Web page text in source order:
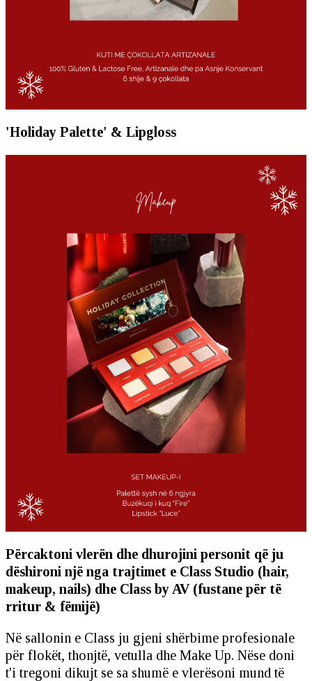
'Holiday Palette' & Lipgloss
Përcaktoni vlerën dhe dhurojini personit që ju
dëshironi një nga trajtimet e Class Studio (hair,
makeup, nails) dhe Class by AV (fustane për të
rritur & fëmijë)
Në sallonin e Class ju gjeni shërbime profesionale
për flokët, thonjtë, vetulla dhe Make Up. Nëse doni
t'i tregoni dikujt se sa shumë e vlerësoni mund të